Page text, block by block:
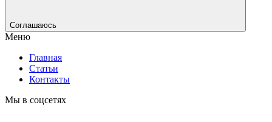
Соглашаюсь
Меню
Главная
Статьи
Контакты
Мы в соцсетях